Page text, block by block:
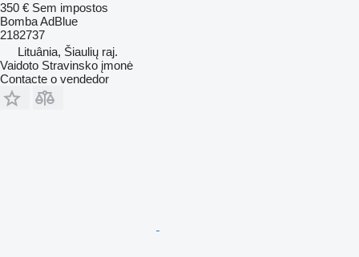
350 € Sem impostos
Bomba AdBlue
2182737
Lituânia, Šiaulių raj.
Vaidoto Stravinsko įmonė
Contacte o vendedor